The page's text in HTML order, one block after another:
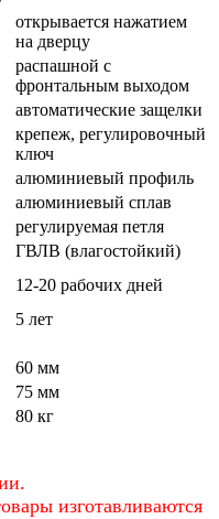
открывается нажатием
на дверцу
распашной с
фронтальным выходом
автоматические защелки
крепеж, регулировочный
ключ
алюминиевый профиль
алюминиевый сплав
регулируемая петля
ГВЛВ (влагостойкий)
12-20 рабочих дней
5 лет
60 мм
75 мм
80 кг
изготавливаются